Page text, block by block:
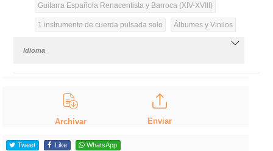
Guitarra Española Renacentista y Barroca (XIV-XVIII)
1 instrumento de cuerda pulsada solo Álbumes y Vinilos
Idioma
Archivar Enviar
Tweet Like WhatsApp